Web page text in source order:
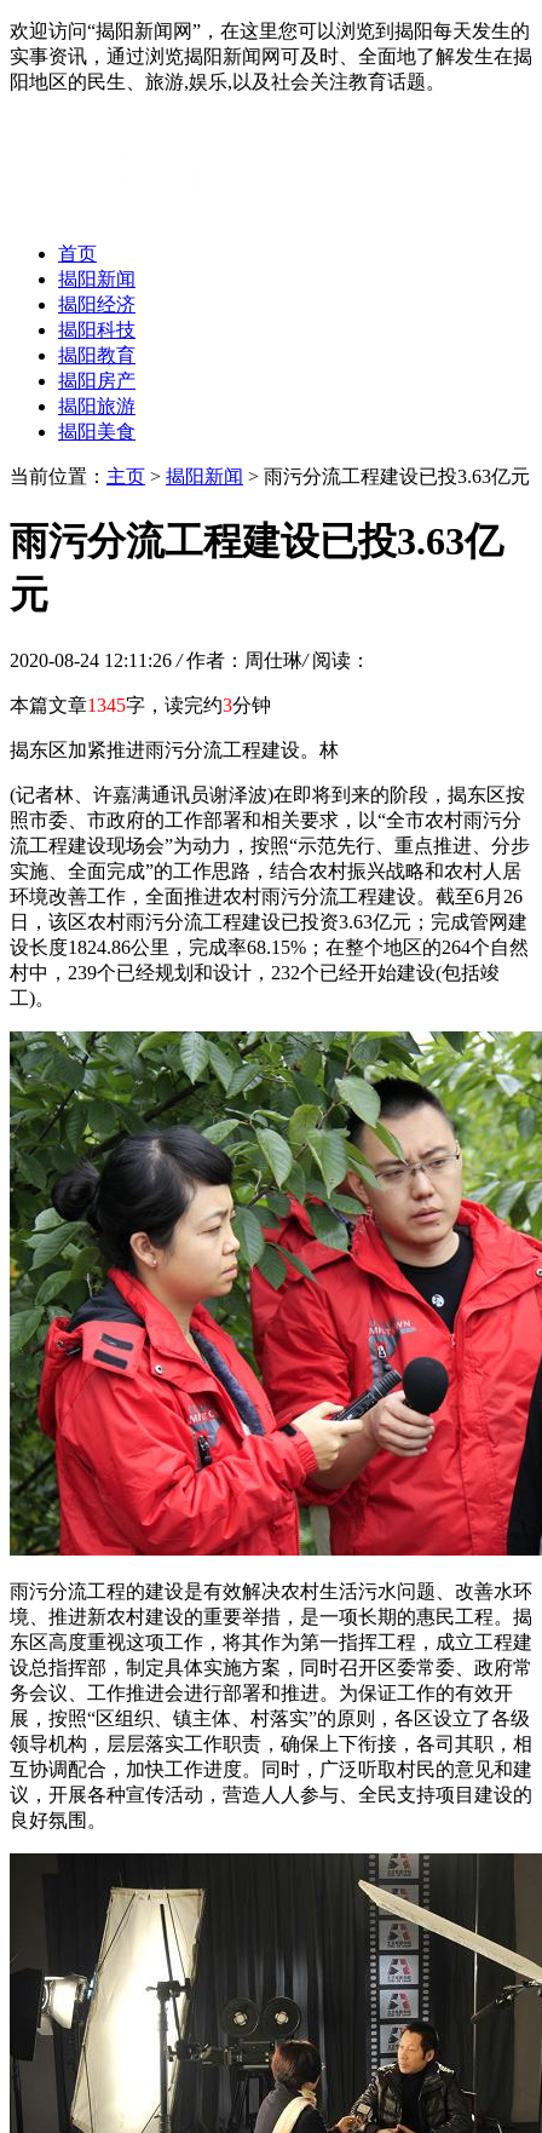
欢迎访问“揭阳新闻网”，在这里您可以浏览到揭阳每天发生的
实事资讯，通过浏览揭阳新闻网可及时、全面地了解发生在揭
阳地区的民生、旅游,娱乐,以及社会关注教育话题。
首页
揭阳新闻
揭阳经济
揭阳科技
揭阳教育
揭阳房产
揭阳旅游
揭阳美食
当前位置： 主页 > 揭阳新闻 > 雨污分流工程建设已投3.63亿元
雨污分流工程建设已投3.63亿
元
2020-08-24 12:11:26 / 作者：周仕琳/ 阅读：
本篇文章1345字，读完约3分钟
揭东区加紧推进雨污分流工程建设。林
(记者林、许嘉满通讯员谢泽波)在即将到来的阶段，揭东区按
照市委、市政府的工作部署和相关要求，以“全市农村雨污分
流工程建设现场会”为动力，按照“示范先行、重点推进、分步
实施、全面完成”的工作思路，结合农村振兴战略和农村人居
环境改善工作，全面推进农村雨污分流工程建设。截至6月26
日，该区农村雨污分流工程建设已投资3.63亿元；完成管网建
设长度1824.86公里，完成率68.15%；在整个地区的264个自然
村中，239个已经规划和设计，232个已经开始建设(包括竣
工)。
雨污分流工程的建设是有效解决农村生活污水问题、改善水环
境、推进新农村建设的重要举措，是一项长期的惠民工程。揭
东区高度重视这项工作，将其作为第一指挥工程，成立工程建
设总指挥部，制定具体实施方案，同时召开区委常委、政府常
务会议、工作推进会进行部署和推进。为保证工作的有效开
展，按照“区组织、镇主体、村落实”的原则，各区设立了各级
领导机构，层层落实工作职责，确保上下衔接，各司其职，相
互协调配合，加快工作进度。同时，广泛听取村民的意见和建
议，开展各种宣传活动，营造人人参与、全民支持项目建设的
良好氛围。